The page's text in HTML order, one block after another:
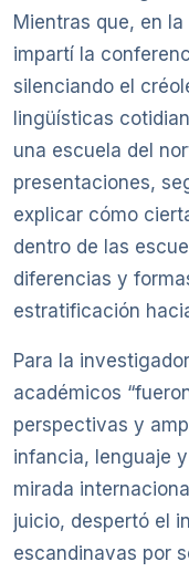
Mientras que, en
impartí la
silenciando el
lingüísticas
una escuela del
presentaciones,
explicar cómo
dentro de las
diferencias y
estratificación
Para la
académicos
perspectivas y
infancia, lenguaje
mirada
juicio, despertó el
escandinavas por